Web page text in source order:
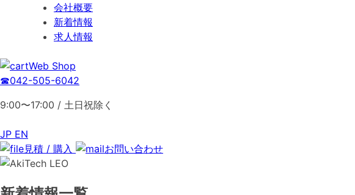
会社概要
新着情報
求人情報
Web Shop
☎︎042-505-6042
9:00〜17:00 / 土日祝除く
JP EN
見積 / 購入
お問い合わせ